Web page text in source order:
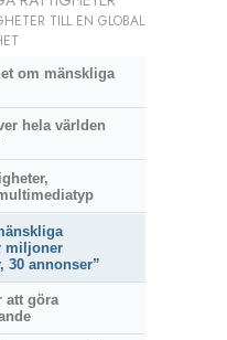
TILL EN GLOBAL
om mänskliga
hela världen
miljoner
30 annonser”
att göra